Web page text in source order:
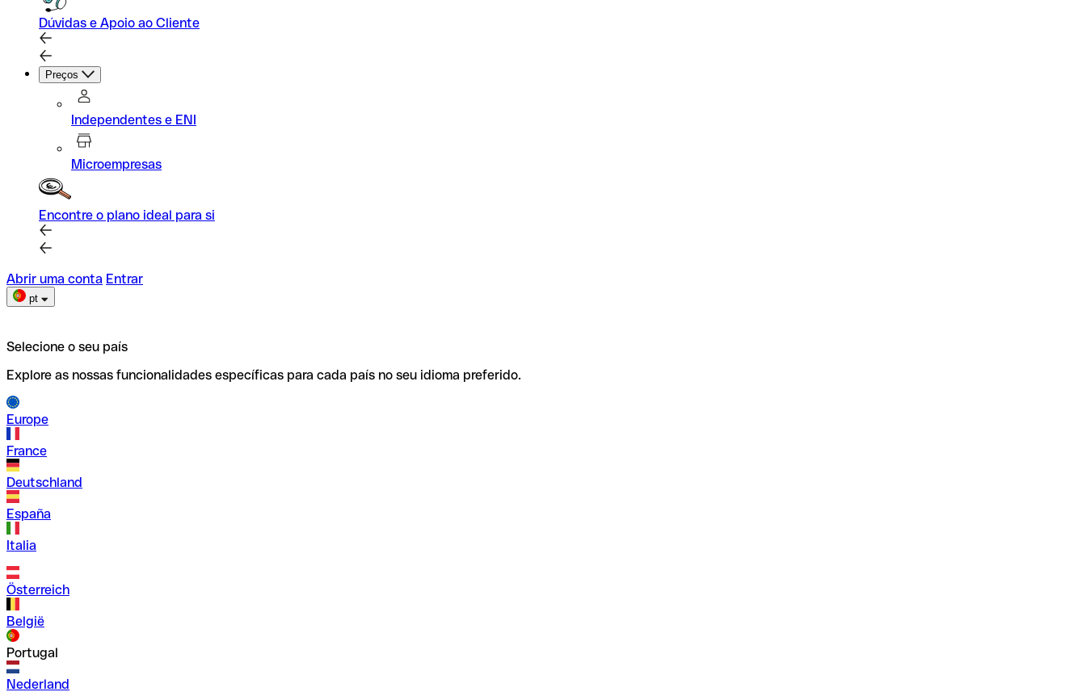
Dúvidas e Apoio ao Cliente
Preços
Independentes e ENI
Microempresas
Encontre o plano ideal para si
Abrir uma conta Entrar
pt
Selecione o seu país
Explore as nossas funcionalidades específicas para cada país no seu idioma preferido.
Europe
France
Deutschland
España
Italia
Österreich
België
Portugal
Nederland